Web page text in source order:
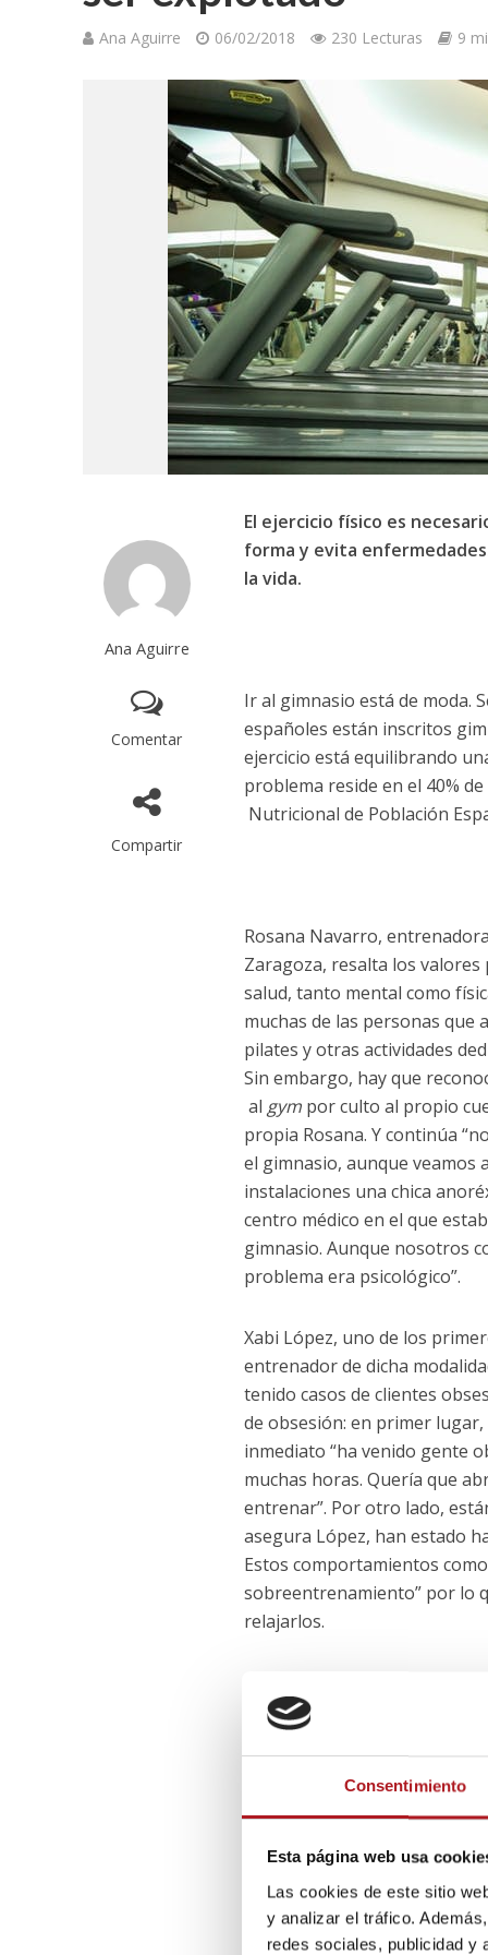
Consentimiento
Esta página web usa
Las cookies de este sitio
y analizar el tráfico.
redes sociales, publicidad y
Ana Aguirre 06/02/2018 230 Lecturas 9
Ana Aguirre
Comentar
Compartir
El ejercicio físico es
forma y evita
la vida.
Ir al gimnasio está de moda.
españoles están inscritos
ejercicio está equilibrando
problema reside en el 40%
Nutricional de Población
Rosana Navarro,
Zaragoza, resalta los valores
salud, tanto mental como
muchas de las personas que
pilates y otras actividades
Sin embargo, hay que
al gym por culto al propio
propia Rosana. Y continúa
el gimnasio, aunque veamos
instalaciones una chica
centro médico en el que
gimnasio. Aunque nosotros
problema era psicológico”.
Xabi López, uno de los
entrenador de dicha
tenido casos de clientes
de obsesión: en primer
inmediato “ha venido gente
muchas horas. Quería que
entrenar”. Por otro lado,
asegura López, han estado
Estos comportamientos
sobreentrenamiento” por lo
relajarlos.
tiene multitud de beneficios.
provocar lesiones físicas y
gente que tiene fobia a su
YouTube.